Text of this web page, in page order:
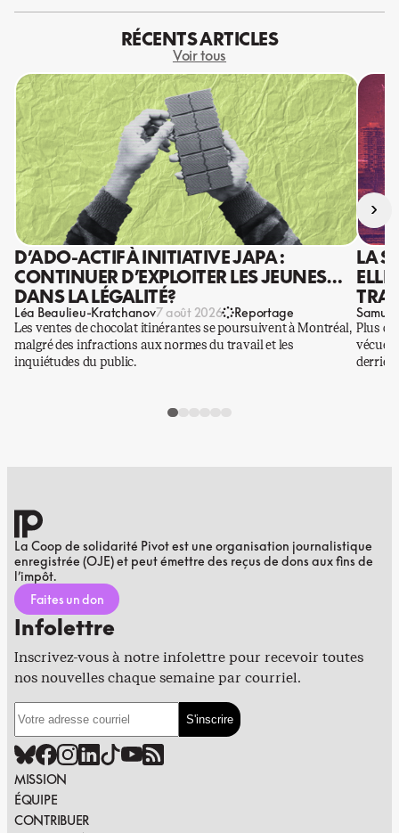
RÉCENTS ARTICLES
Voir tous
D’ADO-ACTIF À INITIATIVE JAPA :
CONTINUER D’EXPLOITER LES JEUNES…
DANS LA LÉGALITÉ?
Léa Beaulieu-Kratchanov7 août 2026 Reportage
Les ventes de chocolat itinérantes se poursuivent à Montréal,
malgré des infractions aux normes du travail et les
inquiétudes du public.
LA
Plus
vécues
›
La Coop de solidarité Pivot est une organisation journalistique
enregistrée (OJE) et peut émettre des reçus de dons aux fins de
l’impôt.
Faites un don
Infolettre
Inscrivez-vous à notre infolettre pour recevoir toutes
nos nouvelles chaque semaine par courriel.
MISSION
ÉQUIPE
CONTRIBUER